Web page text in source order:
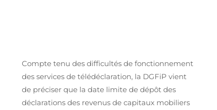
Compte tenu des difficultés de fonctionnement
des services de télédéclaration, la DGFiP vient
de préciser que la date limite de dépôt des
déclarations des revenus de capitaux mobiliers